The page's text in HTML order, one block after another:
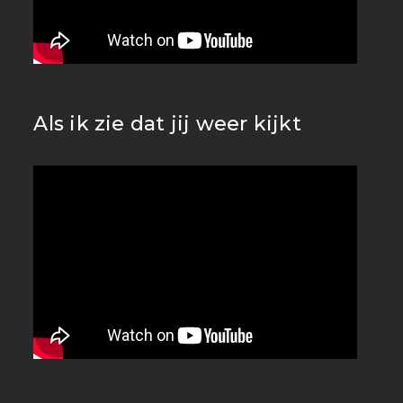
Als ik zie dat jij weer kijkt